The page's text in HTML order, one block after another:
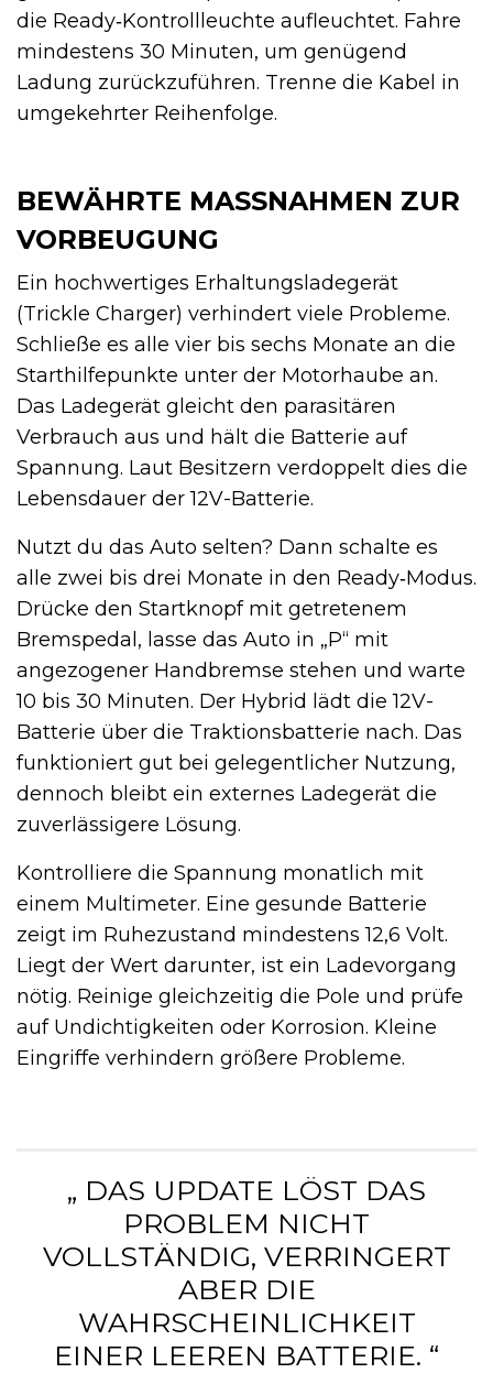
die Ready‑Kontrollleuchte aufleuchtet. Fahre
mindestens 30 Minuten, um genügend
Ladung zurückzuführen. Trenne die Kabel in
umgekehrter Reihenfolge.
BEWÄHRTE MASSNAHMEN ZUR V
ORBEUGUNG
Ein hochwertiges Erhaltungsladegerät
(Trickle Charger) verhindert viele Probleme.
Schließe es alle vier bis sechs Monate an die
Starthilfepunkte unter der Motorhaube an.
Das Ladegerät gleicht den parasitären
Verbrauch aus und hält die Batterie auf
Spannung. Laut Besitzern verdoppelt dies die
Lebensdauer der 12V-Batterie.
Nutzt du das Auto selten? Dann schalte es
alle zwei bis drei Monate in den Ready‑Modus.
Drücke den Startknopf mit getretenem
Bremspedal, lasse das Auto in „P“ mit
angezogener Handbremse stehen und warte
10 bis 30 Minuten. Der Hybrid lädt die 12V-
Batterie über die Traktionsbatterie nach. Das
funktioniert gut bei gelegentlicher Nutzung,
dennoch bleibt ein externes Ladegerät die
zuverlässigere Lösung.
Kontrolliere die Spannung monatlich mit
einem Multimeter. Eine gesunde Batterie
zeigt im Ruhezustand mindestens 12,6 Volt.
Liegt der Wert darunter, ist ein Ladevorgang
nötig. Reinige gleichzeitig die Pole und prüfe
auf Undichtigkeiten oder Korrosion. Kleine
Eingriffe verhindern größere Probleme.
„ DAS UPDATE LÖST DAS
PROBLEM NICHT
VOLLSTÄNDIG, VERRINGERT
ABER DIE
WAHRSCHEINLICHKEIT
EINER LEEREN BATTERIE. “